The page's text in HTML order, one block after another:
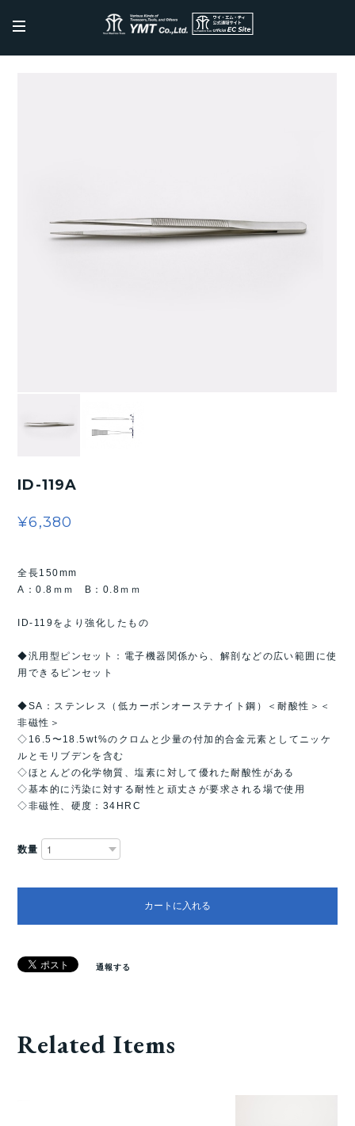
ID-119A
¥6,380
全長150mm
A：0.8ｍｍ B：0.8ｍｍ
ID-119をより強化したもの
◆汎用型ピンセット：電子機器関係から、解剖などの広い範囲に使
用できるピンセット
◆SA：ステンレス（低カーボンオーステナイト鋼）＜耐酸性＞＜
非磁性＞
◇16.5〜18.5wt%のクロムと少量の付加的合金元素としてニッケ
ルとモリブデンを含む
◇ほとんどの化学物質、塩素に対して優れた耐酸性がある
◇基本的に汚染に対する耐性と頑丈さが要求される場で使用
◇非磁性、硬度：34HRC
数量
カートに入れる
通報する
Related Items